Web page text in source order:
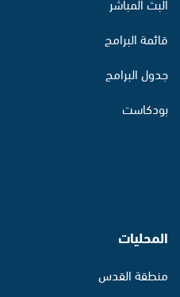
قائمة البرامج
جدول البرامج
بودكاست
المحليات
منطقة القدس